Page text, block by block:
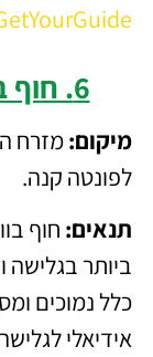
6. חוף בווארו (Bávaro Beach)
מיקום:מזרח
לפונטה קנה.
תנאים: חוף
ביותר בגלישה
כלל נמוכים
אידיאלי